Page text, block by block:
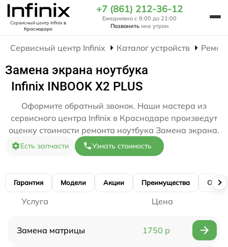
Сервисный центр Infinixв
Краснодаре
+7 (861) 212-36-12
Ежедневно с 9:00 до 21:00
Позвонить мне утром
Сервисный центр Infinix Каталог устройств
Замена экрана ноутбука
Infinix INBOOK X2 PLUS
Оформите обратный звонок. Наши мастера из
сервисного центра Infinix в Краснодаре произведут
оценку стоимости ремонта ноутбука Замена экрана.
Есть запчасти Узнать стоимость
Гарантия Модели Акции Преимущества
Услуга Цена
Замена матрицы 1750 р